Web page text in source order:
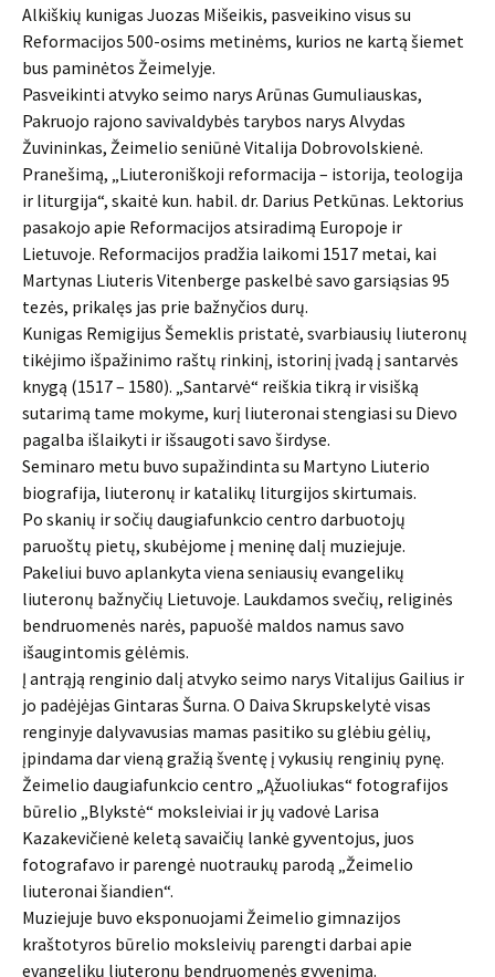
Alkiškių kunigas Juozas Mišeikis, pasveikino visus su
Reformacijos 500-osims metinėms, kurios ne kartą šiemet
bus paminėtos Žeimelyje.
Pasveikinti atvyko seimo narys Arūnas Gumuliauskas,
Pakruojo rajono savivaldybės tarybos narys Alvydas
Žuvininkas, Žeimelio seniūnė Vitalija Dobrovolskienė.
Pranešimą, „Liuteroniškoji reformacija – istorija, teologija
ir liturgija“, skaitė kun. habil. dr. Darius Petkūnas. Lektorius
pasakojo apie Reformacijos atsiradimą Europoje ir
Lietuvoje. Reformacijos pradžia laikomi 1517 metai, kai
Martynas Liuteris Vitenberge paskelbė savo garsiąsias 95
tezės, prikalęs jas prie bažnyčios durų.
Kunigas Remigijus Šemeklis pristatė, svarbiausių liuteronų
tikėjimo išpažinimo raštų rinkinį, istorinį įvadą į santarvės
knygą (1517 – 1580). „Santarvė“ reiškia tikrą ir visišką
sutarimą tame mokyme, kurį liuteronai stengiasi su Dievo
pagalba išlaikyti ir išsaugoti savo širdyse.
Seminaro metu buvo supažindinta su Martyno Liuterio
biografija, liuteronų ir katalikų liturgijos skirtumais.
Po skanių ir sočių daugiafunkcio centro darbuotojų
paruoštų pietų, skubėjome į meninę dalį muziejuje.
Pakeliui buvo aplankyta viena seniausių evangelikų
liuteronų bažnyčių Lietuvoje. Laukdamos svečių, religinės
bendruomenės narės, papuošė maldos namus savo
išaugintomis gėlėmis.
Į antrąją renginio dalį atvyko seimo narys Vitalijus Gailius ir
jo padėjėjas Gintaras Šurna. O Daiva Skrupskelytė visas
renginyje dalyvavusias mamas pasitiko su glėbiu gėlių,
įpindama dar vieną gražią šventę į vykusių renginių pynę.
Žeimelio daugiafunkcio centro „Ąžuoliukas“ fotografijos
būrelio „Blykstė“ moksleiviai ir jų vadovė Larisa
Kazakevičienė keletą savaičių lankė gyventojus, juos
fotografavo ir parengė nuotraukų parodą „Žeimelio
liuteronai šiandien“.
Muziejuje buvo eksponuojami Žeimelio gimnazijos
kraštotyros būrelio moksleivių parengti darbai apie
evangelikų liuteronų bendruomenės gyvenimą.